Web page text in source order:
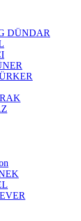
DÜNDAR